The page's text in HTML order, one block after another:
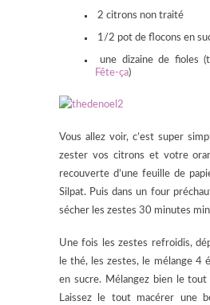
2 citrons non traité
1/2 pot de flocons en
une dizaine de fioles
Fête-ça)
Vous allez voir, c’est super
zester vos citrons et votre
recouverte d’une feuille de
Silpat. Puis dans un four
sécher les zestes 30 minutes
Une fois les zestes refroidis,
le thé, les zestes, le mélange 4
en sucre. Mélangez bien le
Laissez le tout macérer une